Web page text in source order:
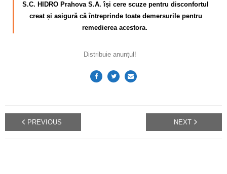
S.C. HIDRO Prahova S.A. își cere scuze pentru disconfortul
creat și asigură că întreprinde toate demersurile pentru
remedierea acestora.
Distribuie anunțul!
PREVIOUS NEXT